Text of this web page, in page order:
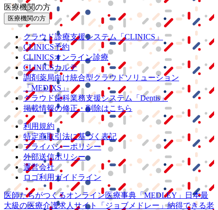
医療機関の方
医療機関の方
クラウド診療支援システム
「CLINICS」
CLINICS予約
CLINICSオンライン診療
CLINICSカルテ
調剤薬局向け統合型クラウドソリューション
「MEDIXS」
クラウド歯科業務支援システム
「Dentis」
掲載情報の修正・削除はこちら
利用規約
特定商取引法に基づく表記
プライバシーポリシー
外部送信ポリシー
運営会社
ロゴ利用ガイドライン
医師たちがつくるオンライン医療事典 「MEDLEY」
日本最
大級の医療介護求人サイト 「ジョブメドレー」納得できる老